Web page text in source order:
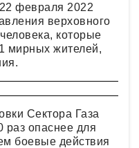
февраля 2022
верховного
которые
мирных жителей,
Сектора Газа
раз опаснее для
боевые действия